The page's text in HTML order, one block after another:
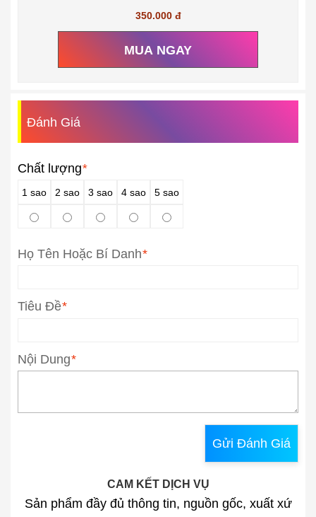
350.000 đ
MUA NGAY
Đánh Giá
Chất lượng*
1 sao 2 sao 3 sao 4 sao 5 sao
*
Họ Tên Hoặc Bí Danh
*
Tiêu Đề
*
Nội Dung
Gửi Đánh Giá
CAM KẾT DỊCH VỤ
Sản phẩm đầy đủ thông tin, nguồn gốc, xuất xứ